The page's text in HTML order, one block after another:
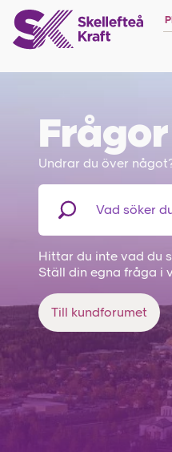
Undrar du över
Hittar du inte vad du
Ställ din egna fråga i
Till kundforumet